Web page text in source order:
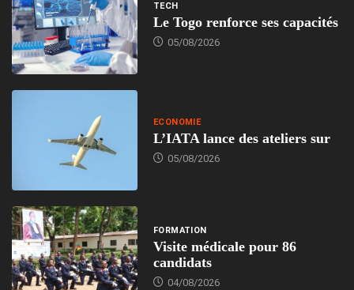
TECH
Le Togo renforce ses capacités
05/08/2026
ECONOMIE
L’IATA lance des ateliers sur
05/08/2026
FORMATION
Visite médicale pour 86
candidats
04/08/2026